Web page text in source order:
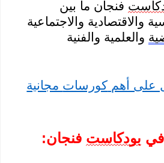
فنجان ما بين
والاقتصادية والاجتماعية
والعلمية والفنية
على أهم كورسات مجانية
في بودكاست فنجان: